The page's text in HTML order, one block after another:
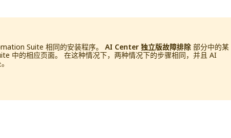
Suite 相同的安装程序。 AI Center 独立版故障排除部分中的某
中的相应页面。 在这种情况下，两种情况下的步骤相同，并且 AI